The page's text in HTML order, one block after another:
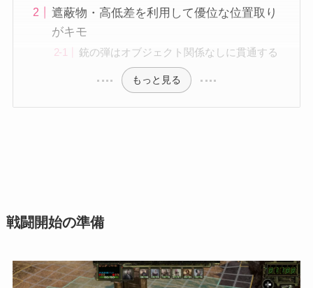
遮蔽物・高低差を利用して優位な位置取り
がキモ
銃の弾はオブジェクト関係なしに貫通する
もっと見る
戦闘開始の準備